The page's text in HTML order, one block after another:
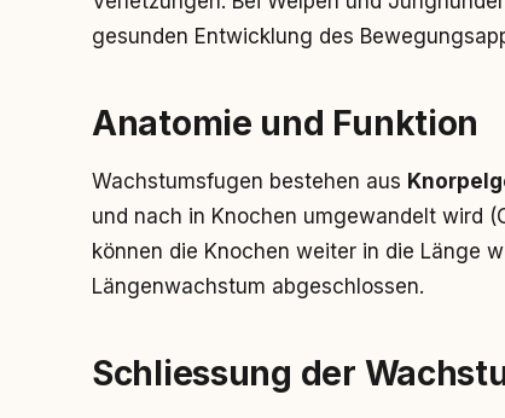
gesunden Entwicklung des
Anatomie und Funktion
Wachstumsfugen bestehen aus
und nach in Knochen umgewandelt wird
können die Knochen weiter in die Länge
Längenwachstum abgeschlossen.
Schliessung der